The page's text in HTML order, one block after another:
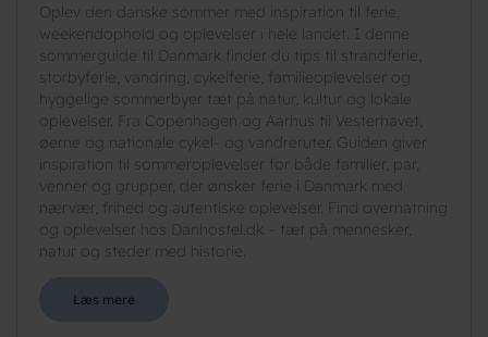
Oplev den danske sommer med inspiration til ferie,
weekendophold og oplevelser i hele landet. I denne
sommerguide til Danmark finder du tips til strandferie,
storbyferie, vandring, cykelferie, familieoplevelser og
hyggelige sommerbyer tæt på natur, kultur og lokale
oplevelser. Fra Copenhagen og Aarhus til Vesterhavet,
øerne og nationale cykel- og vandreruter. Guiden giver
inspiration til sommeroplevelser for både familier, par,
venner og grupper, der ønsker ferie i Danmark med
nærvær, frihed og autentiske oplevelser. Find overnatning
og oplevelser hos Danhostel.dk – tæt på mennesker,
natur og steder med historie.
Læs mere